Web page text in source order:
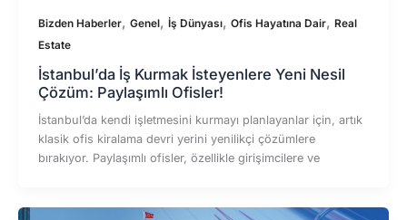
Bizden Haberler, Genel, İş Dünyası, Ofis Hayatına Dair, Real
Estate
İstanbul’da İş Kurmak İsteyenlere Yeni Nesil
Çözüm: Paylaşımlı Ofisler!
İstanbul’da kendi işletmesini kurmayı planlayanlar için, artık
klasik ofis kiralama devri yerini yenilikçi çözümlere
bırakıyor. Paylaşımlı ofisler, özellikle girişimcilere ve